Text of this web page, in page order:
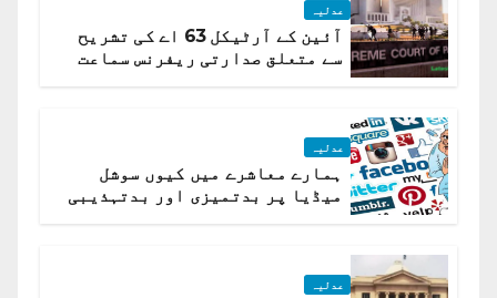
عدلیہ
آئین کے آرٹیکل 63 اے کی تشریح
سے متعلق صدارتی ریفرنس سماعت
عدلیہ
ہمارے معاشرے میں کیوں سوشل
میڈیا پر بدتمیزی اور بدتہذیبی
عدلیہ